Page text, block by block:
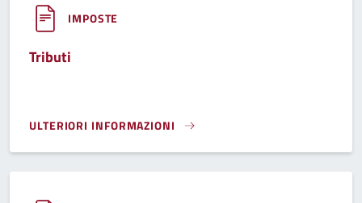
IMPOSTE
Tributi
ULTERIORI INFORMAZIONI
TRIBUTI}